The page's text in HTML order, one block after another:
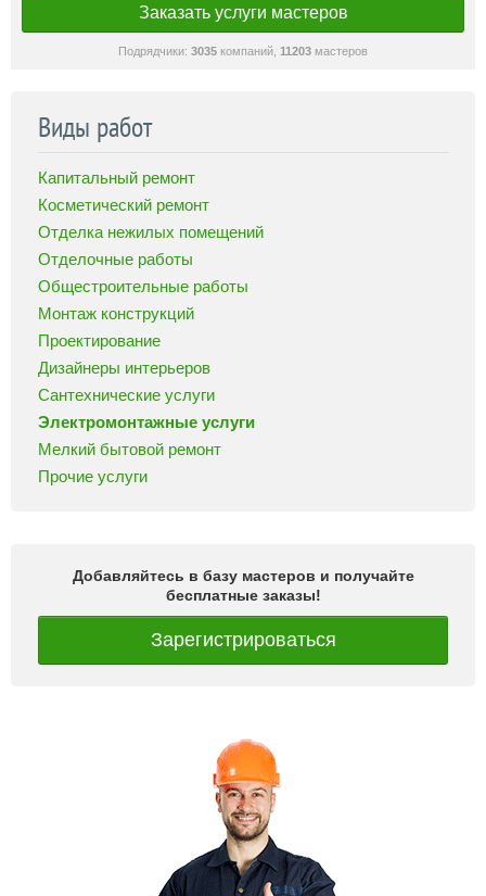
Заказать услуги мастеров
Подрядчики: 3035 компаний, 11203 мастеров
Виды работ
Капитальный ремонт
Косметический ремонт
Отделка нежилых помещений
Отделочные работы
Общестроительные работы
Монтаж конструкций
Проектирование
Дизайнеры интерьеров
Сантехнические услуги
Электромонтажные услуги
Мелкий бытовой ремонт
Прочие услуги
Добавляйтесь в базу мастеров и получайте
бесплатные заказы!
Зарегистрироваться